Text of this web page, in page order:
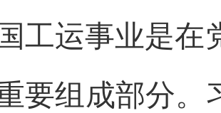
工运事业是在
要组成部分。